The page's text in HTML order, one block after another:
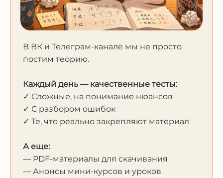
В ВК и Телеграм-канале мы не просто
постим теорию.
Каждый день — качественные тесты:
✓ Сложные, на понимание нюансов
✓ С разбором ошибок
✓ Те, что реально закрепляют материал
А еще:
— PDF-материалы для скачивания
— Анонсы мини-курсов и уроков